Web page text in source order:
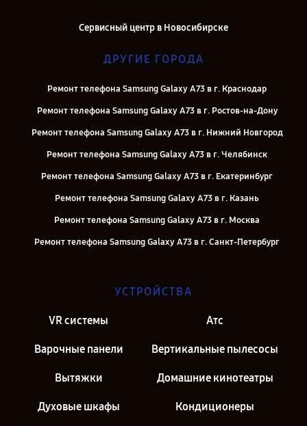
Сервисный центр в Новосибирске
ДРУГИЕ ГОРОДА
Ремонт телефона Samsung Galaxy A73 в г. Краснодар
Ремонт телефона Samsung Galaxy A73 в г. Ростов-на-Дону
Ремонт телефона Samsung Galaxy A73 в г. Нижний Новгород
Ремонт телефона Samsung Galaxy A73 в г. Челябинск
Ремонт телефона Samsung Galaxy A73 в г. Екатеринбург
Ремонт телефона Samsung Galaxy A73 в г. Казань
Ремонт телефона Samsung Galaxy A73 в г. Москва
Ремонт телефона Samsung Galaxy A73 в г. Санкт-Петербург
УСТРОЙСТВА
VR системы Атс
Варочные панели Вертикальные пылесосы
Вытяжки Домашние кинотеатры
Духовые шкафы Кондиционеры